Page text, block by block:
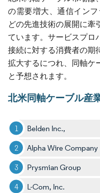
の需要増大、通信イン
どの先進技術の展開に牽
ています。サービスプロ
接続に対する消費者の期
拡大するにつれ、同軸ケ
と予想されます。
北米同軸ケーブル産
Belden Inc.,
Alpha Wire Company
Prysmian Group
L-Com, Inc.